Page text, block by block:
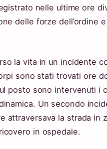
nelle ultime ore
delle forze dell’ordine
la vita in un incidente
sono stati trovati ore
posto sono intervenuti i
Un secondo
attraversava la strada in
in ospedale.